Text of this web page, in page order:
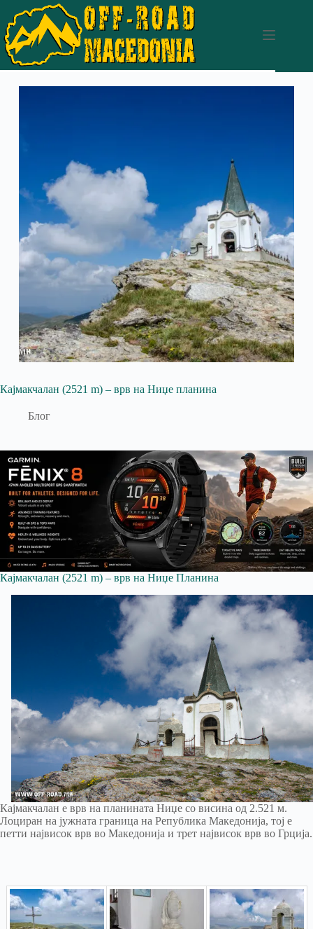
Кајмакчалан (2521 m) – врв на Ниџе планина
Блог
Кајмакчалан (2521 m) – врв на Ниџе Планина
Кајмакчалан е врв на планината Ниџе со висина од 2.521 м.
Лоциран на јужната граница на Република Македонија, тој е
петти највисок врв во Македонија и трет највисок врв во Грција.